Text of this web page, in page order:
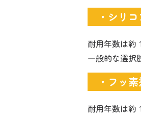
・シリ
耐用年数は約
一般的な選択
・フッ
耐用年数は約